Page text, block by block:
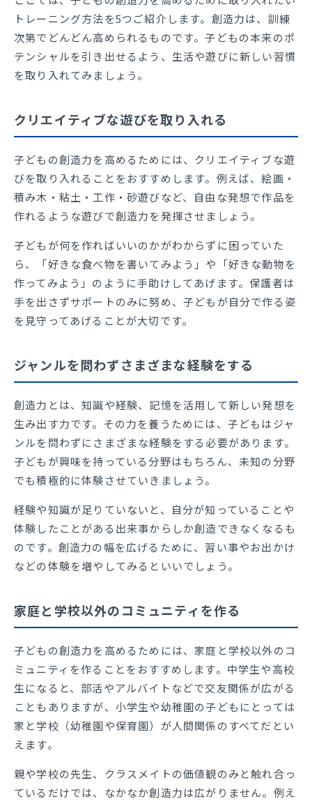
トレーニング方法を5つご紹介します。創造力は、訓練
次第でどんどん高められるものです。子どもの本来のポ
テンシャルを引き出せるよう、生活や遊びに新しい習慣
を取り入れてみましょう。
クリエイティブな遊びを取り入れる
子どもの創造力を高めるためには、クリエイティブな遊
びを取り入れることをおすすめします。例えば、絵画・
積み木・粘土・工作・砂遊びなど、自由な発想で作品を
作れるような遊びで創造力を発揮させましょう。
子どもが何を作ればいいのかがわからずに困っていた
ら、「好きな食べ物を書いてみよう」や「好きな動物を
作ってみよう」のように手助けしてあげます。保護者は
手を出さずサポートのみに努め、子どもが自分で作る姿
を見守ってあげることが大切です。
ジャンルを問わずさまざまな経験をする
創造力とは、知識や経験、記憶を活用して新しい発想を
生み出す力です。その力を養うためには、子どもはジャ
ンルを問わずにさまざまな経験をする必要があります。
子どもが興味を持っている分野はもちろん、未知の分野
でも積極的に体験させていきましょう。
経験や知識が足りていないと、自分が知っていることや
体験したことがある出来事からしか創造できなくなるも
のです。創造力の幅を広げるために、習い事やお出かけ
などの体験を増やしてみるといいでしょう。
家庭と学校以外のコミュニティを作る
子どもの創造力を高めるためには、家庭と学校以外のコ
ミュニティを作ることをおすすめします。中学生や高校
生になると、部活やアルバイトなどで交友関係が広がる
こともありますが、小学生や幼稚園の子どもにとっては
家と学校（幼稚園や保育園）が人間関係のすべてだとい
えます。
親や学校の先生、クラスメイトの価値観のみと触れ合っ
ているだけでは、なかなか創造力は広がりません。例え